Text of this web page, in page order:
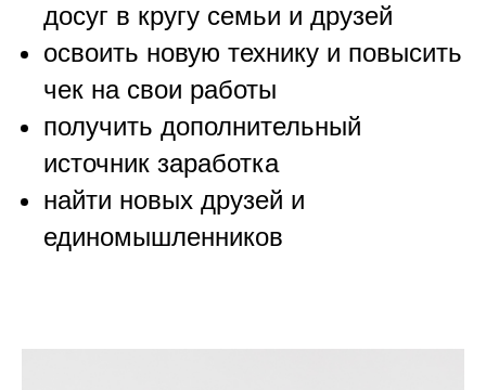
досуг в кругу семьи и друзей
освоить новую технику и повысить
чек на свои работы
получить дополнительный
источник заработка
найти новых друзей и
единомышленников